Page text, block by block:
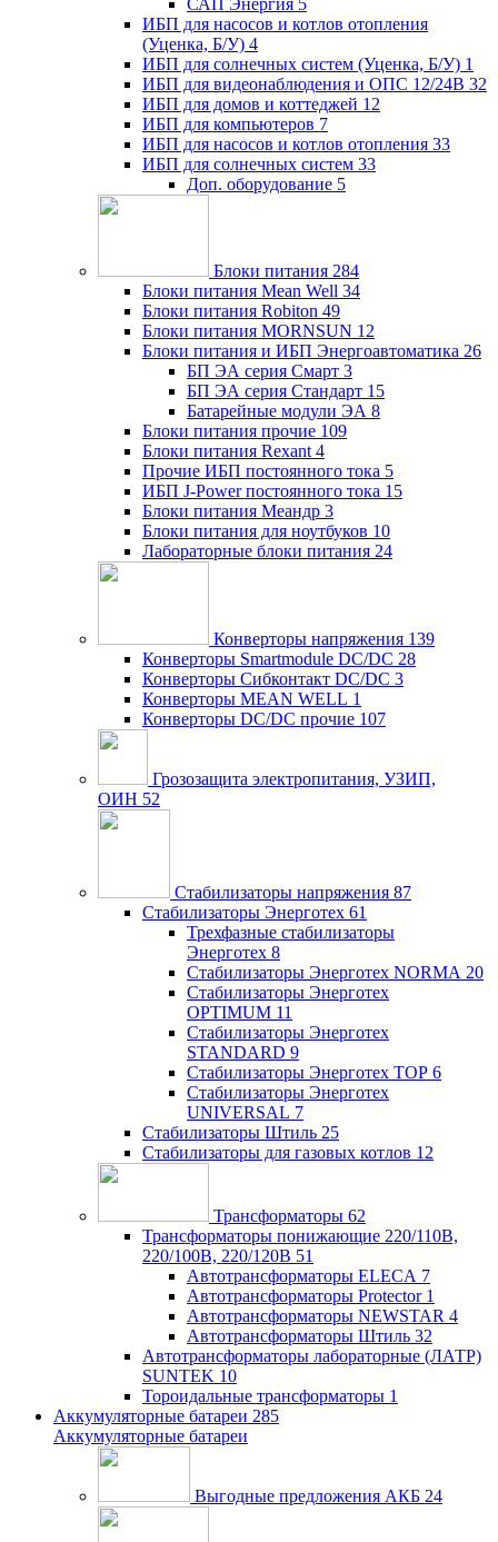
САП Энергия 5
ИБП для насосов и котлов отопления
(Уценка, Б/У) 4
ИБП для солнечных систем (Уценка, Б/У) 1
ИБП для видеонаблюдения и ОПС 12/24В 32
ИБП для домов и коттеджей 12
ИБП для компьютеров 7
ИБП для насосов и котлов отопления 33
ИБП для солнечных систем 33
Доп. оборудование 5
Блоки питания 284
Блоки питания Mean Well 34
Блоки питания Robiton 49
Блоки питания MORNSUN 12
Блоки питания и ИБП Энергоавтоматика 26
БП ЭА серия Смарт 3
БП ЭА серия Стандарт 15
Батарейные модули ЭА 8
Блоки питания прочие 109
Блоки питания Rexant 4
Прочие ИБП постоянного тока 5
ИБП J-Power постоянного тока 15
Блоки питания Меандр 3
Блоки питания для ноутбуков 10
Лабораторные блоки питания 24
Конверторы напряжения 139
Конверторы Smartmodule DC/DC 28
Конверторы Сибконтакт DC/DC 3
Конверторы MEAN WELL 1
Конверторы DC/DC прочие 107
Грозозащита электропитания, УЗИП,
ОИН 52
Стабилизаторы напряжения 87
Стабилизаторы Энерготех 61
Трехфазные стабилизаторы
Энерготех 8
Стабилизаторы Энерготех NORMA 20
Стабилизаторы Энерготех
OPTIMUM 11
Стабилизаторы Энерготех
STANDARD 9
Стабилизаторы Энерготех TOP 6
Стабилизаторы Энерготех
UNIVERSAL 7
Стабилизаторы Штиль 25
Стабилизаторы для газовых котлов 12
Трансформаторы 62
Трансформаторы понижающие 220/110В,
220/100В, 220/120В 51
Автотрансформаторы ELECA 7
Автотрансформаторы Protector 1
Автотрансформаторы NEWSTAR 4
Автотрансформаторы Штиль 32
Автотрансформаторы лабораторные (ЛАТР)
SUNTEK 10
Тороидальные трансформаторы 1
Аккумуляторные батареи 285
Аккумуляторные батареи
Выгодные предложения АКБ 24